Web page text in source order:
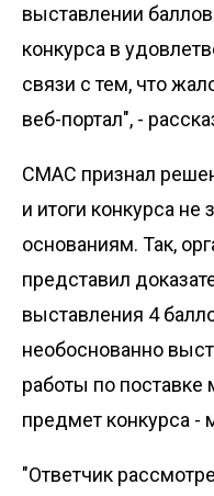
выставлении
конкурса в
связи с тем, что
веб-портал", -
СМАС признал
и итоги конкурса
основаниям. Так,
представил
выставления 4
необоснованно
работы по поставке
предмет конкурса -
"Ответчик